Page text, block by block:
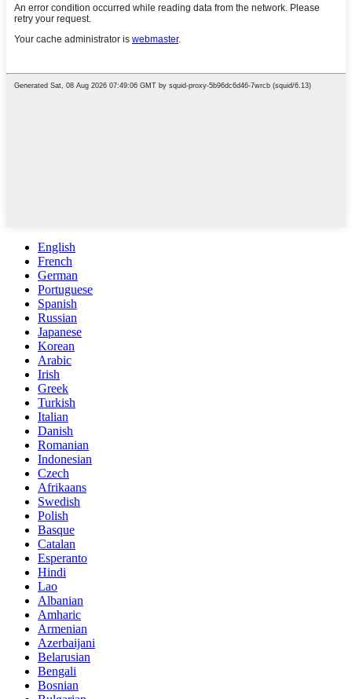
English
French
German
Portuguese
Spanish
Russian
Japanese
Korean
Arabic
Irish
Greek
Turkish
Italian
Danish
Romanian
Indonesian
Czech
Afrikaans
Swedish
Polish
Basque
Catalan
Esperanto
Hindi
Lao
Albanian
Amharic
Armenian
Azerbaijani
Belarusian
Bengali
Bosnian